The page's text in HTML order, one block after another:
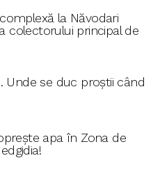
la Năvodari
colectorului principal de
Unde se duc proștii când
apa în Zona de